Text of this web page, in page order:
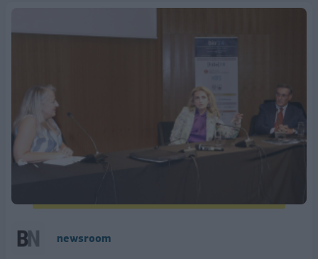
newsroom